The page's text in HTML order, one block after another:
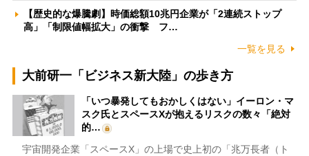
【歴史的な爆騰劇】時価総額10兆円企業が「2連続ストップ
高」「制限値幅拡大」の衝撃 フ…
一覧を見る
大前研一「ビジネス新大陸」の歩き方
「いつ暴発してもおかしくはない」イーロン・マ
スク氏とスペースXが抱えるリスクの数々「絶対
的…
宇宙開発企業「スペースX」の上場で史上初の「兆万長者（ト